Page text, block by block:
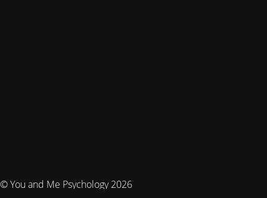
© You and Me Psychology 2026